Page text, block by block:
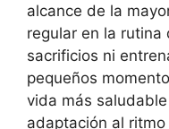
alcance de la
regular en la rutina
sacrificios ni
pequeños
vida más
adaptación al